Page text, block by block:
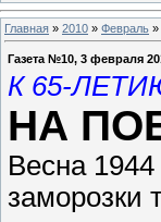
Главная » 2010 » Февраль »
Газета №10, 3 февраля
К 65-
НА
Весна
заморозки